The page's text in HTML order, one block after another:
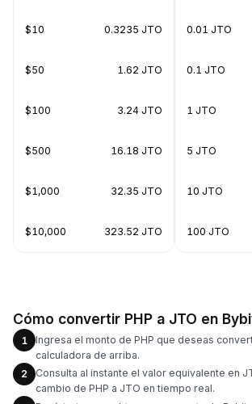
$10 0.3235 JTO
$50 1.62 JTO
$100 3.24 JTO
$500 16.18 JTO
$1,000 32.35 JTO
$10,000 323.52 JTO
0.01 JTO
0.1 JTO
1 JTO
5 JTO
10 JTO
100 JTO
Cómo convertir PHP a JTO en
1
Ingresa el monto de PHP que deseas
calculadora de arriba.
2
Consulta al instante el valor equivalente en
cambio de PHP a JTO en tiempo real.